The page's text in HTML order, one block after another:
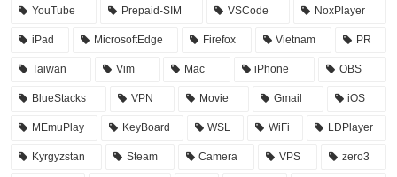
YouTube Prepaid-SIM VSCode NoxPlayer
iPad MicrosoftEdge Firefox Vietnam PR
Taiwan Vim Mac iPhone OBS
BlueStacks VPN Movie Gmail iOS
MEmuPlay KeyBoard WSL WiFi LDPlayer
Kyrgyzstan Steam Camera VPS zero3